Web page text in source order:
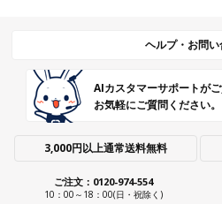
ヘルプ・お問
AIカスタマーサポートが
お気軽にご質問ください。
3,000円以上通常送料無料
ご注文：0120-974-554
10：00～18：00(日・祝除く)